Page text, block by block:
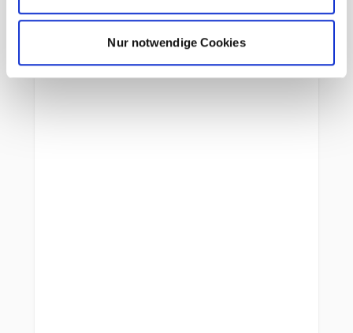
Nur notwendige Cookies
Brillenhalterung am Schultergurt
Frontöffnung J-förmig mit
Reißverschluss